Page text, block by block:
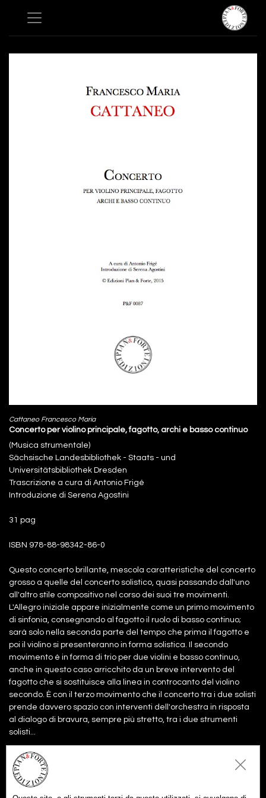
Cattaneo Francesco Maria
Concerto per violino principale, fagotto, archi e basso continuo
(Musica strumentale)
Sächsische Landesbibliothek - Staats - und
Universitätsbibliothek Dresden
Trascrizione a cura di Antonio Frigé
Introduzione di Serena Agostini
31 pag
ISBN 978-88-98342-86-0
Questo concerto brillante, mescola caratteristiche del concerto
grosso a quelle del concerto solistico, quasi passando dall'uno
all'altro stile compositivo nel corso dei suoi tre movimenti.
L'Allegro iniziale appare inizialmente come un primo movimento
di sinfonia, consegnando al fagotto il ruolo di basso continuo;
sarà solo nella seconda parte del tempo che prima il fagotto e
poi il violino si presenteranno in forma solistica. Il secondo
movimento è in forma di trio per due violini e basso continuo,
anche in questo caso arricchito da un breve intervento del
fagotto che si sostituisce alla linea in controcanto del violino
secondo. È con il terzo movimento che il concerto tra i due solisti
prende davvero spazio con interventi dell'orchestra in risposta
al dialogo di bravura, sempre più stretto, tra i due strumenti
solisti...
Files:
Partitura